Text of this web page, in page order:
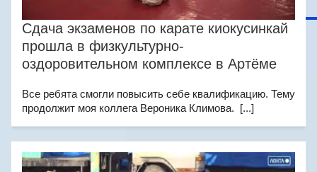
Сдача экзаменов по карате киокусинкай
прошла в физкультурно-
оздоровительном комплексе в Артёме
Все ребята смогли повысить себе квалификацию. Тему
продолжит моя коллега Вероника Климова. [...]